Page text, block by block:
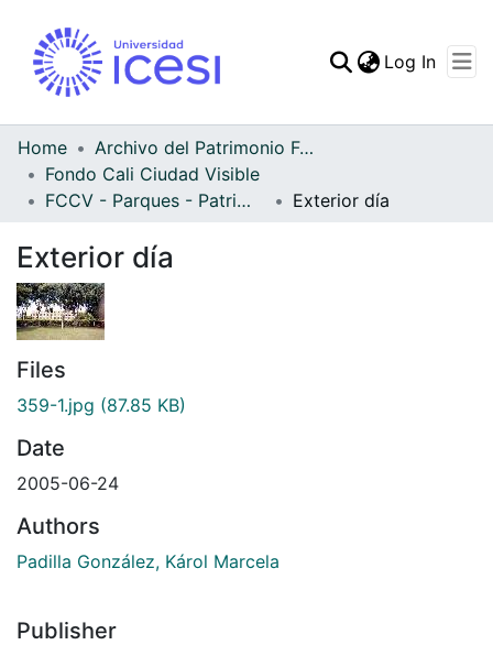
Log In
Home
Archivo del Patrimonio Fotográfico y Fílmico del Valle del Cauca
Fondo Cali Ciudad Visible
FCCV - Parques - Patrimonial
Exterior día
Exterior día
Files
359-1.jpg (87.85 KB)
Date
2005-06-24
Authors
Padilla González, Károl Marcela
Publisher